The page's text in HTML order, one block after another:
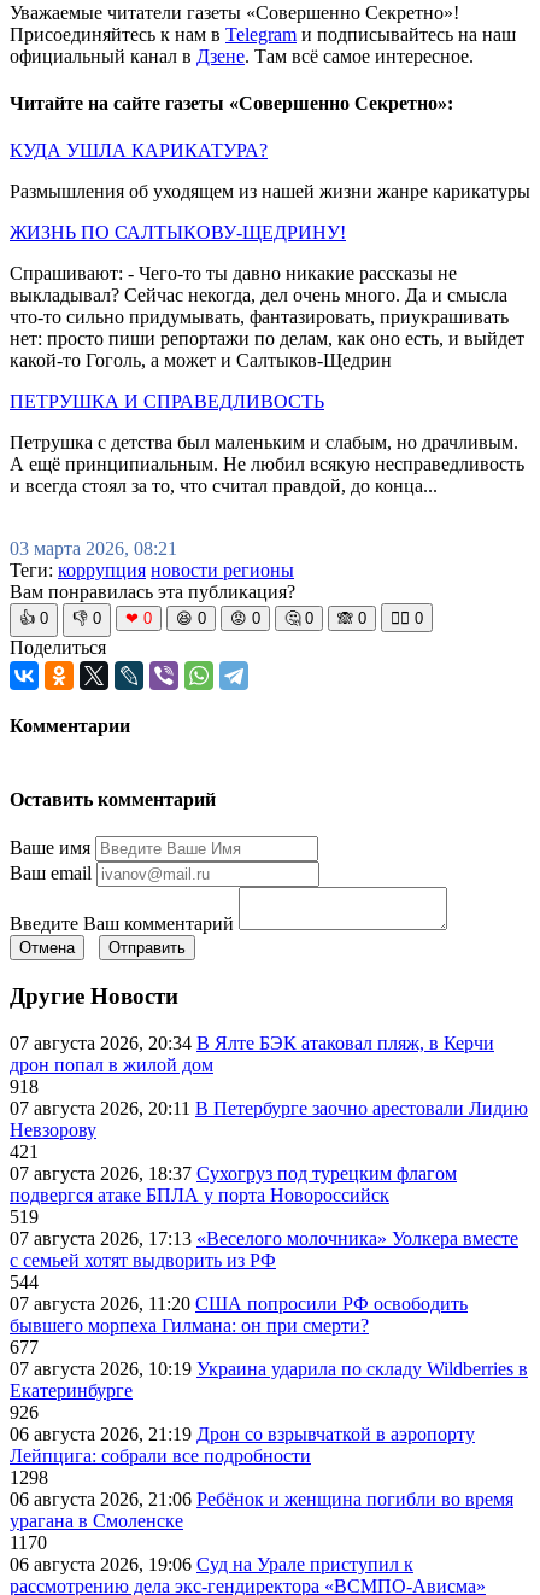
Уважаемые читатели газеты «Совершенно Секретно»!
Присоединяйтесь к нам в Telegram и подписывайтесь на наш
официальный канал в Дзене. Там всё самое интересное.
Читайте на сайте газеты «Совершенно Секретно»:
КУДА УШЛА КАРИКАТУРА?
Размышления об уходящем из нашей жизни жанре карикатуры
ЖИЗНЬ ПО САЛТЫКОВУ-ЩЕДРИНУ!
Спрашивают: - Чего-то ты давно никакие рассказы не
выкладывал? Сейчас некогда, дел очень много. Да и смысла
что-то сильно придумывать, фантазировать, приукрашивать
нет: просто пиши репортажи по делам, как оно есть, и выйдет
какой-то Гоголь, а может и Салтыков-Щедрин
ПЕТРУШКА И СПРАВЕДЛИВОСТЬ
Петрушка с детства был маленьким и слабым, но драчливым.
А ещё принципиальным. Не любил всякую несправедливость
и всегда стоял за то, что считал правдой, до конца...
03 марта 2026, 08:21
Теги: коррупция новости регионы
Вам понравилась эта публикация?
👍 0 👎 0 ❤ 0 😆 0 😡 0 🤔 0 🙈 0 🧘‍♀️ 0
Поделиться
Комментарии
Оставить комментарий
Ваше имя
Ваш email
Введите Ваш комментарий
Отмена Отправить
Другие Новости
07 августа 2026, 20:34 В Ялте БЭК атаковал пляж, в Керчи
дрон попал в жилой дом
918
07 августа 2026, 20:11 В Петербурге заочно арестовали Лидию
Невзорову
421
07 августа 2026, 18:37 Сухогруз под турецким флагом
подвергся атаке БПЛА у порта Новороссийск
519
07 августа 2026, 17:13 «Веселого молочника» Уолкера вместе
с семьей хотят выдворить из РФ
544
07 августа 2026, 11:20 США попросили РФ освободить
бывшего морпеха Гилмана: он при смерти?
677
07 августа 2026, 10:19 Украина ударила по складу Wildberries в
Екатеринбурге
926
06 августа 2026, 21:19 Дрон со взрывчаткой в аэропорту
Лейпцига: собрали все подробности
1298
06 августа 2026, 21:06 Ребёнок и женщина погибли во время
урагана в Смоленске
1170
06 августа 2026, 19:06 Суд на Урале приступил к
рассмотрению дела экс-гендиректора «ВСМПО-Ависма»